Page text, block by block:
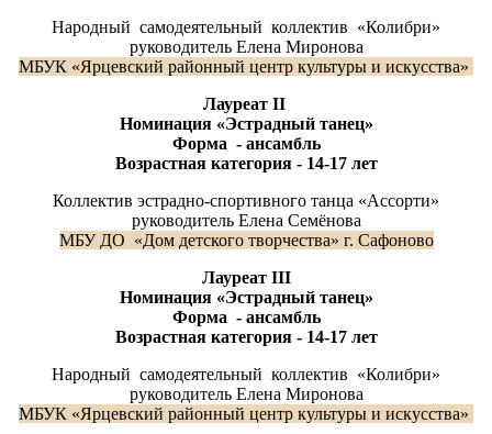
Народный самодеятельный коллектив «Колибри»
руководитель Елена Миронова
МБУК «Ярцевский районный центр культуры и искусства»
Лауреат II
Номинация «Эстрадный танец»
Форма - ансамбль
Возрастная категория - 14-17 лет
Коллектив эстрадно-спортивного танца «Ассорти»
руководитель Елена Семёнова
МБУ ДО «Дом детского творчества» г. Сафоново
ЛауреатIII
Номинация «Эстрадный танец»
Форма - ансамбль
Возрастная категория - 14-17 лет
Народный самодеятельный коллектив «Колибри»
руководитель Елена Миронова
МБУК «Ярцевский районный центр культуры и искусства»